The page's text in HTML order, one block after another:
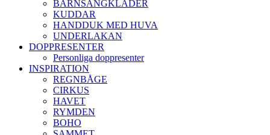
BARNSÄNGKLÄDER
KUDDAR
HANDDUK MED HUVA
UNDERLAKAN
DOPPRESENTER
Personliga doppresenter
INSPIRATION
REGNBÅGE
CIRKUS
HAVET
RYMDEN
BOHO